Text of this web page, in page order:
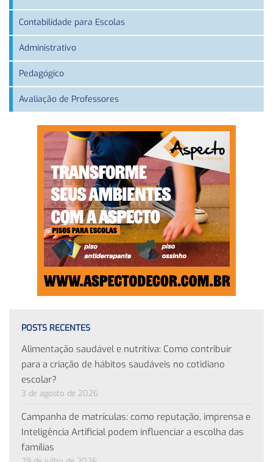
Contabilidade para Escolas
Administrativo
Pedagógico
Avaliação de Professores
POSTS RECENTES
Alimentação saudável e nutritiva: Como contribuir
para a criação de hábitos saudáveis no cotidiano
escolar?
3 de agosto de 2026
Campanha de matrículas: como reputação, imprensa e
Inteligência Artificial podem influenciar a escolha das
famílias